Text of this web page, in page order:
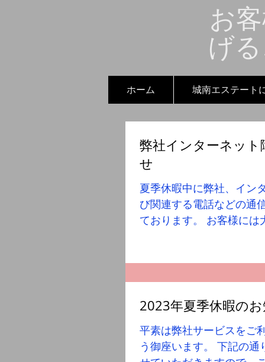
お
げ
ホーム 城南エステート
弊社インターネット
せ
夏季休暇中に弊社、イン
び関連する電話などの通
ております。 お客様には
けしておりますが、お急
レス
2023年夏季休暇の
平素は弊社サービスをご
う御座います。 下記の通